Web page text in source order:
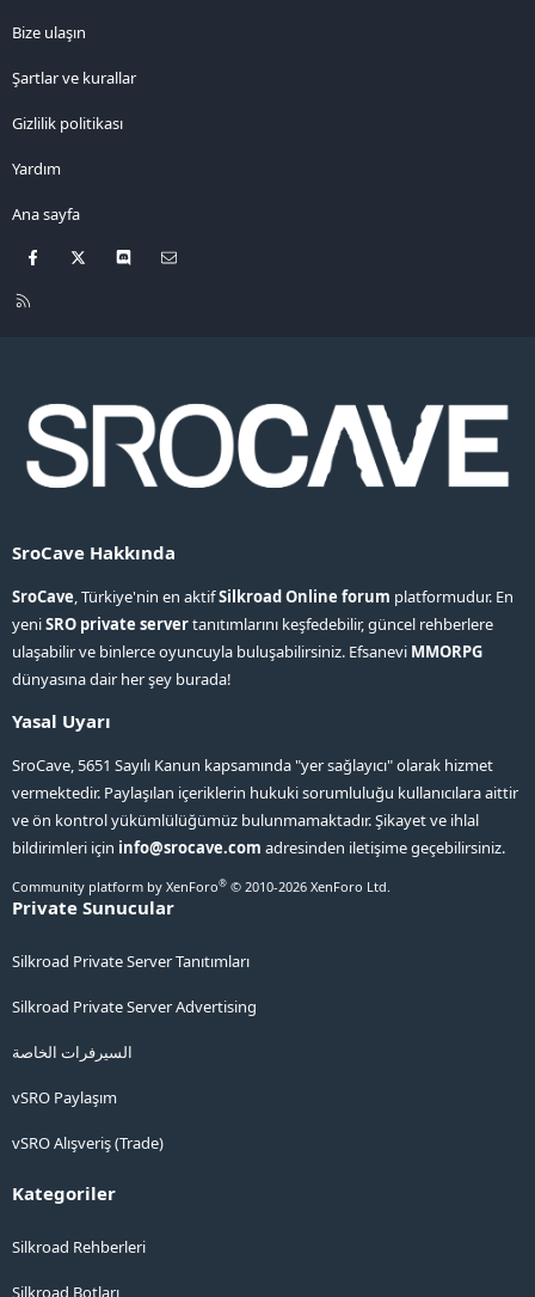
Bize ulaşın
Şartlar ve kurallar
Gizlilik politikası
Yardım
Ana sayfa
Facebook Discord
R
SroCave Hakkında
SroCave, Türkiye'nin en aktifSilkroad Online forum platformudur. En
yeniSRO private servertanıtımlarını keşfedebilir, güncel rehberlere
ulaşabilir ve binlerce oyuncuyla buluşabilirsiniz. Efsanevi MMORPG
dünyasına dair her şey burada!
Yasal Uyarı
SroCave, 5651 Sayılı Kanun kapsamında "yer sağlayıcı" olarak hizmet
vermektedir. Paylaşılan içeriklerin hukuki sorumluluğu kullanıcılara aittir
ve ön kontrol yükümlülüğümüz bulunmamaktadır. Şikayet ve ihlal
bildirimleri için info@srocave.com adresinden iletişime geçebilirsiniz.
Community platform by XenForo® © 2010-2026 XenForo Ltd.
Private Sunucular
Silkroad Private Server Tanıtımları
Silkroad Private Server Advertising
السيرفرات الخاصة
vSRO Paylaşım
vSRO Alışveriş (Trade)
Kategoriler
Silkroad Rehberleri
Silkroad Botları